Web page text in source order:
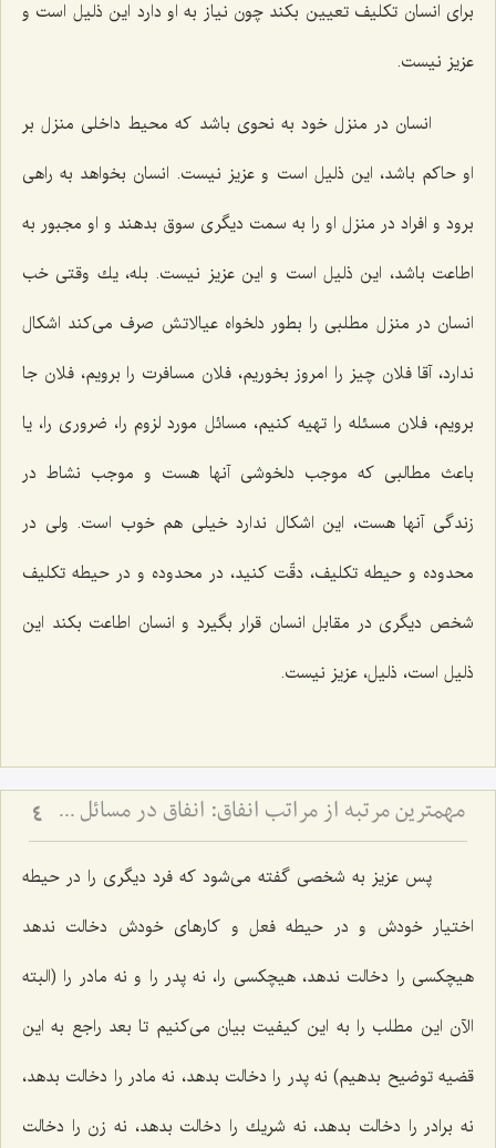
برای انسان تكلیف تعیین بكند چون نیاز به او دارد این ذلیل است و
عزیز نیست.
انسان در منزل خود به نحوی باشد كه محیط داخلی منزل بر
او حاكم باشد، این ذلیل است و عزیز نیست. انسان بخواهد به راهی
برود و افراد در منزل او را به سمت دیگری سوق بدهند و او مجبور به
اطاعت باشد، این ذلیل است و این عزیز نیست. بله، یك وقتی خب
انسان در منزل مطلبی را بطور دلخواه عیالاتش صرف می‌كند اشكال
ندارد، آقا فلان چیز را امروز بخوریم، فلان مسافرت را برویم، فلان جا
برویم، فلان مسئله را تهیه كنیم، مسائل مورد لزوم را، ضروری را، یا
باعث مطالبی كه موجب دلخوشی آنها هست و موجب نشاط در
زندگی آنها هست، این اشكال ندارد خیلی هم خوب است. ولی در
محدوده و حیطه تكلیف، دقّت كنید، در محدوده و در حیطه تكلیف
شخص دیگری در مقابل انسان قرار بگیرد و انسان اطاعت بكند این
ذلیل است، ذلیل، عزیز نیست.
مهم‏ترین مرتبه از مراتب انفاق: انفاق در مسائل شخصیتى و از خود گذشتن‏ 4
پس عزیز به شخصی گفته می‌شود كه فرد دیگری را در حیطه
اختیار خودش و در حیطه فعل و كارهای خودش دخالت ندهد
هیچكسی را دخالت ندهد، هیچكسی را، نه پدر را و نه مادر را (البته
الآن این مطلب را به این كیفیت بیان می‌كنیم تا بعد راجع به این
قضیه توضیح بدهیم) نه پدر را دخالت بدهد، نه مادر را دخالت بدهد،
نه برادر را دخالت بدهد، نه شریك را دخالت بدهد، نه زن را دخالت